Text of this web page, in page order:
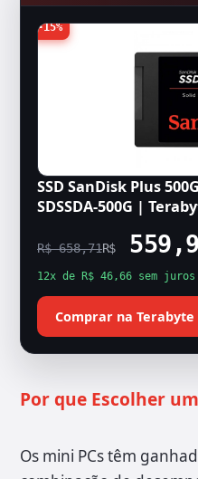
-15%
SSD SanDisk Plus
SDSSDA-500G |
R$ 658,71R$
12x de R$ 46,66 sem juros
Comprar na
Por que Escolher
Os mini PCs têm